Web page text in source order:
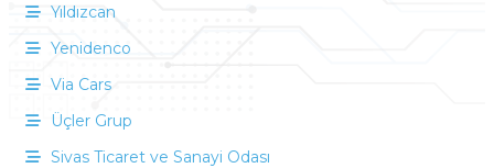
Yıldızcan
Yenidenco
Via Cars
Üçler Grup
Sivas Ticaret ve Sanayi Odası